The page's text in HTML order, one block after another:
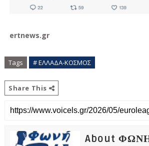
ertnews.gr
Tags # ΕΛΛΑΔΑ-ΚΟΣΜΟΣ
Share This
About